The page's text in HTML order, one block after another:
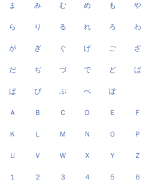
ま み む め も や
ら り る れ ろ わ
が ぎ ぐ げ ご ざ
だ ぢ づ で ど ば
ぱ ぴ ぷ ぺ ぽ
Ａ Ｂ Ｃ Ｄ Ｅ Ｆ
Ｋ Ｌ Ｍ Ｎ Ｏ Ｐ
Ｕ Ｖ Ｗ Ｘ Ｙ Ｚ
１ ２ ３ ４ ５ ６